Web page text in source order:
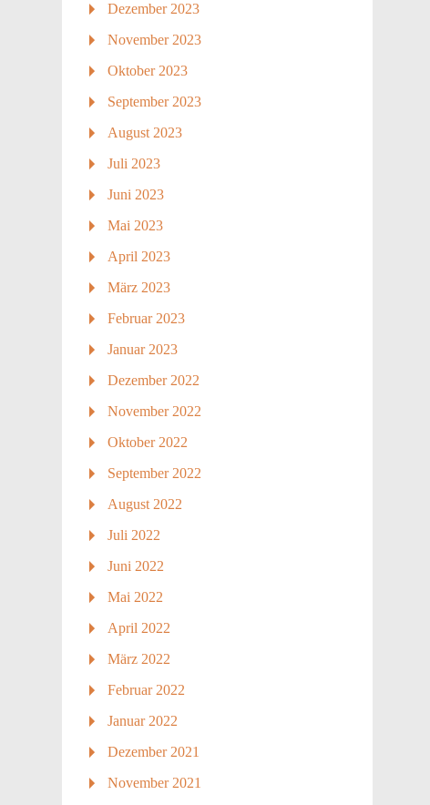
Dezember 2023
November 2023
Oktober 2023
September 2023
August 2023
Juli 2023
Juni 2023
Mai 2023
April 2023
März 2023
Februar 2023
Januar 2023
Dezember 2022
November 2022
Oktober 2022
September 2022
August 2022
Juli 2022
Juni 2022
Mai 2022
April 2022
März 2022
Februar 2022
Januar 2022
Dezember 2021
November 2021